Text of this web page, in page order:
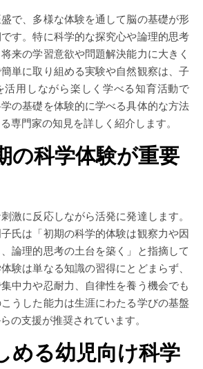
す。特に科学的な探究心や論理的思考
来の学習意欲や問題解決能力に大きく
単に取り組める実験や自然観察は、子
活用しながら楽しく学べる知育活動で
の基礎を体験的に学べる具体的な方法
専門家の知見を詳しく紹介します。
の科学体験が重要
激に反応しながら活発に発達します。
氏は「初期の科学的体験は観察力や因
論理的思考の土台を築く」と指摘して
験は単なる知識の習得にとどまらず、
中力や忍耐力、自律性を養う機会でも
うした能力は生涯にわたる学びの基盤
の支援が推奨されています。
める幼児向け科学